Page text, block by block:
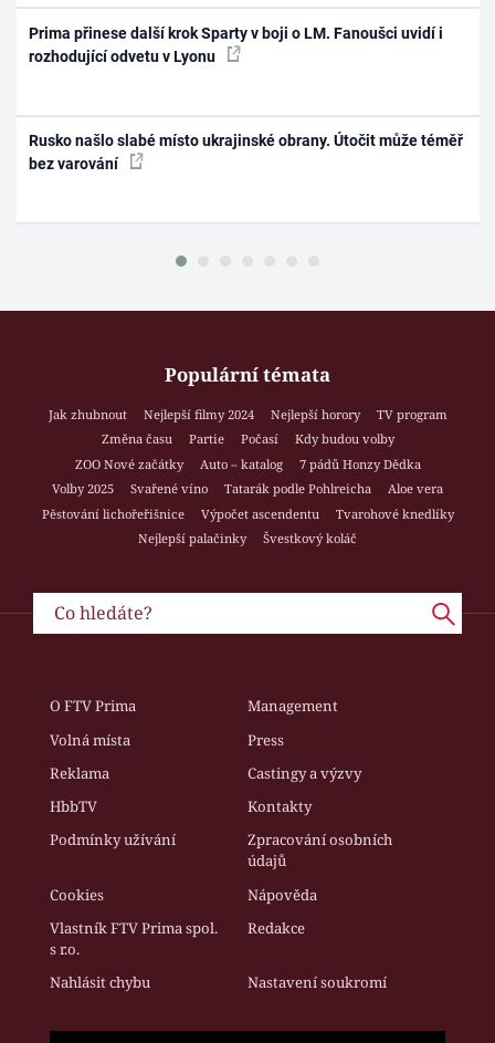
Prima přinese další krok Sparty v boji o LM. Fanoušci uvidí i
rozhodující odvetu v Lyonu
Rusko našlo slabé místo ukrajinské obrany. Útočit může téměř
bez varování
Populární témata
Jak zhubnout Nejlepší filmy 2024 Nejlepší horory
TV program
Změna času
Partie Počasí
Kdy budou volby
ZOO Nové začátky
Auto – katalog
7 pádů Honzy Dědka
Volby 2025
Svařené víno Tatarák podle Pohlreicha
Aloe vera
Pěstování lichořeřišnice
Výpočet ascendentu
Tvarohové knedlíky
Nejlepší palačinky
Švestkový koláč
O FTV Prima
Management
Volná místa
Press
Reklama
Castingy a výzvy
HbbTV
Kontakty
Podmínky užívání
Zpracování osobních
údajů
Cookies
Nápověda
Vlastník FTV Prima spol.
s r.o.
Redakce
Nahlásit chybu Nastavení soukromí